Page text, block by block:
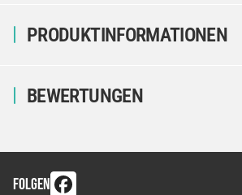
PRODUKTINFORMATIONEN
BEWERTUNGEN
FOLGEN